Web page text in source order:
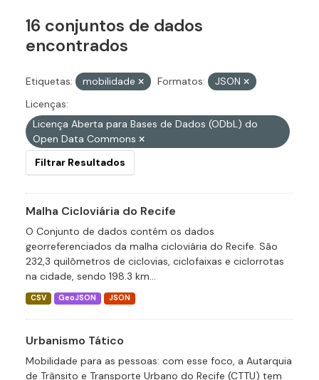
16 conjuntos de dados
encontrados
Etiquetas: mobilidade Formatos:
JSON
Licenças:
Licença Aberta para Bases de Dados (ODbL) do
Open Data Commons
Filtrar Resultados
Malha Cicloviária do Recife
O Conjunto de dados contém os dados
georreferenciados da malha cicloviária do Recife. São
232,3 quilômetros de ciclovias, ciclofaixas e ciclorrotas
na cidade, sendo 198.3 km...
CSV GeoJSON JSON
Urbanismo Tático
Mobilidade para as pessoas: com esse foco, a Autarquia
de Trânsito e Transporte Urbano do Recife (CTTU) tem